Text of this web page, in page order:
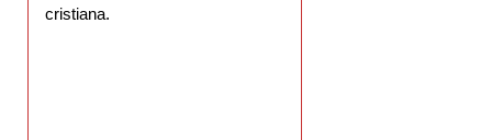
cristiana.